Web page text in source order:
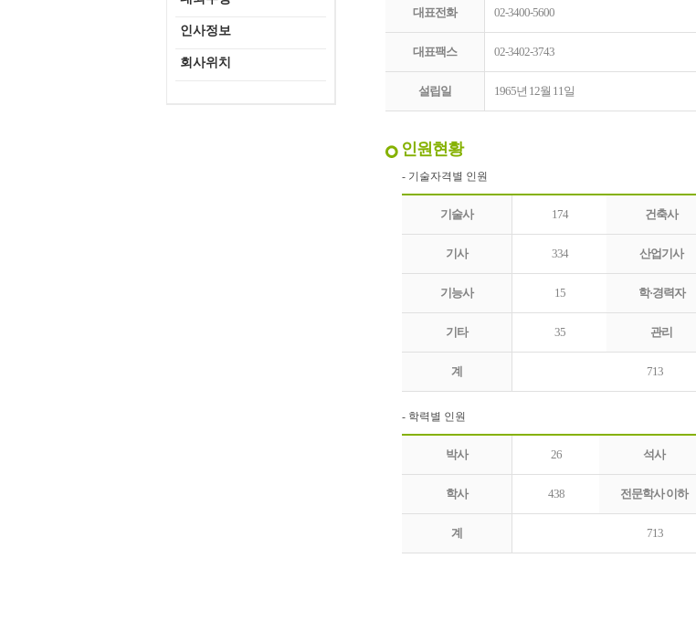
인사정보
회사위치
대표전화 02-3400-5600
대표팩스 02-3402-3743
설립일 1965년 12월 11일
인원현황
- 기술자격별 인원
기술사 174 건축사
기사 334 산업기사
기능사 15 학·경력자
기타 35 관리
계 713
- 학력별 인원
박사 26 석사
학사 438 전문학사 이하
계 713